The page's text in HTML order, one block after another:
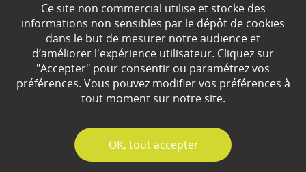
EN SAVOIR
Qui sommes-nous ?
Partenaires
Plan du site
Ce site non commercial utilise et stocke des
informations non sensibles par le dépôt de cookies
dans le but de mesurer notre audience et
d’améliorer l'expérience utilisateur. Cliquez sur
"Accepter" pour consentir ou paramétrez vos
préférences. Vous pouvez modifier vos préférences à
tout moment sur notre site.
✓
OK, tout accepter